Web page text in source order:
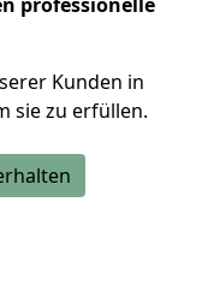
Kunden in
sie zu erfüllen.